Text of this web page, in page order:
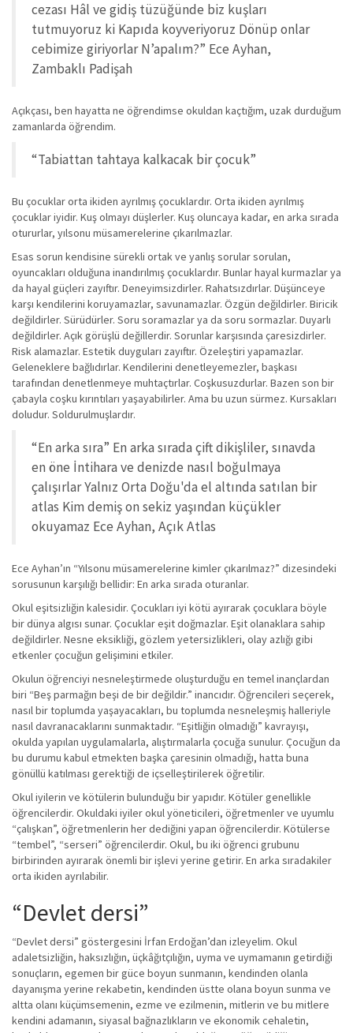
cezası Hâl ve gidiş tüzüğünde biz kuşları
tutmuyoruz ki Kapıda koyveriyoruz Dönüp onlar
cebimize giriyorlar N’apalım?” Ece Ayhan,
Zambaklı Padişah
Açıkçası, ben hayatta ne öğrendimse okuldan kaçtığım, uzak durduğum
zamanlarda öğrendim.
“Tabiattan tahtaya kalkacak bir çocuk”
Bu çocuklar orta ikiden ayrılmış çocuklardır. Orta ikiden ayrılmış
çocuklar iyidir. Kuş olmayı düşlerler. Kuş oluncaya kadar, en arka sırada
otururlar, yılsonu müsamerelerine çıkarılmazlar.
Esas sorun kendisine sürekli ortak ve yanlış sorular sorulan,
oyuncakları olduğuna inandırılmış çocuklardır. Bunlar hayal kurmazlar ya
da hayal güçleri zayıftır. Deneyimsizdirler. Rahatsızdırlar. Düşünceye
karşı kendilerini koruyamazlar, savunamazlar. Özgün değildirler. Biricik
değildirler. Sürüdürler. Soru soramazlar ya da soru sormazlar. Duyarlı
değildirler. Açık görüşlü değillerdir. Sorunlar karşısında çaresizdirler.
Risk alamazlar. Estetik duyguları zayıftır. Özeleştiri yapamazlar.
Geleneklere bağlıdırlar. Kendilerini denetleyemezler, başkası
tarafından denetlenmeye muhtaçtırlar. Coşkusuzdurlar. Bazen son bir
çabayla coşku kırıntıları yaşayabilirler. Ama bu uzun sürmez. Kursakları
doludur. Soldurulmuşlardır.
“En arka sıra” En arka sırada çift dikişliler, sınavda
en öne İntihara ve denizde nasıl boğulmaya
çalışırlar Yalnız Orta Doğu'da el altında satılan bir
atlas Kim demiş on sekiz yaşından küçükler
okuyamaz Ece Ayhan, Açık Atlas
Ece Ayhan’ın “Yılsonu müsamerelerine kimler çıkarılmaz?” dizesindeki
sorusunun karşılığı bellidir: En arka sırada oturanlar.
Okul eşitsizliğin kalesidir. Çocukları iyi kötü ayırarak çocuklara böyle
bir dünya algısı sunar. Çocuklar eşit doğmazlar. Eşit olanaklara sahip
değildirler. Nesne eksikliği, gözlem yetersizlikleri, olay azlığı gibi
etkenler çocuğun gelişimini etkiler.
Okulun öğrenciyi nesneleştirmede oluşturduğu en temel inançlardan
biri “Beş parmağın beşi de bir değildir.” inancıdır. Öğrencileri seçerek,
nasıl bir toplumda yaşayacakları, bu toplumda nesneleşmiş halleriyle
nasıl davranacaklarını sunmaktadır. “Eşitliğin olmadığı” kavrayışı,
okulda yapılan uygulamalarla, alıştırmalarla çocuğa sunulur. Çocuğun da
bu durumu kabul etmekten başka çaresinin olmadığı, hatta buna
gönüllü katılması gerektiği de içselleştirilerek öğretilir.
Okul iyilerin ve kötülerin bulunduğu bir yapıdır. Kötüler genellikle
öğrencilerdir. Okuldaki iyiler okul yöneticileri, öğretmenler ve uyumlu
“çalışkan”, öğretmenlerin her dediğini yapan öğrencilerdir. Kötülerse
“tembel”, “serseri” öğrencilerdir. Okul, bu iki öğrenci grubunu
birbirinden ayırarak önemli bir işlevi yerine getirir. En arka sıradakiler
orta ikiden ayrılabilir.
“Devlet dersi”
“Devlet dersi” göstergesini İrfan Erdoğan’dan izleyelim. Okul
adaletsizliğin, haksızlığın, üçkâğıtçılığın, uyma ve uymamanın getirdiği
sonuçların, egemen bir güce boyun sunmanın, kendinden olanla
dayanışma yerine rekabetin, kendinden üstte olana boyun sunma ve
altta olanı küçümsemenin, ezme ve ezilmenin, mitlerin ve bu mitlere
kendini adamanın, siyasal bağnazlıkların ve ekonomik cehaletin,